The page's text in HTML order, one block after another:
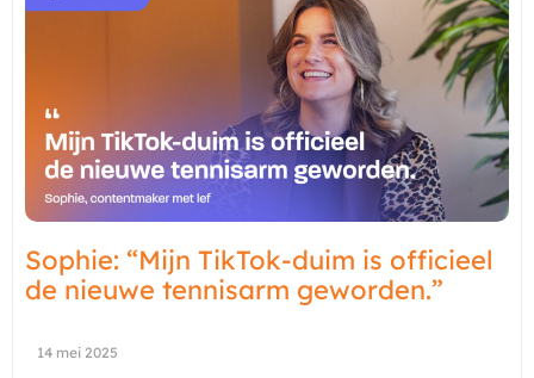
Sophie: “Mijn TikTok-duim is officieel
de nieuwe tennisarm geworden.”
14 mei 2025